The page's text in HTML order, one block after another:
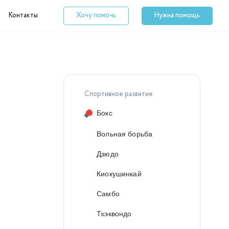
Контакты Хочу помочь Нужна помощь
Спортивное развитие
Бокс
Вольная борьба
Дзюдо
Киокушинкай
Самбо
Тхэквондо